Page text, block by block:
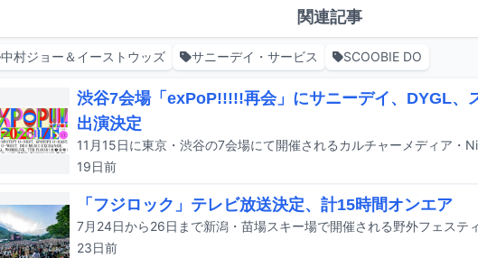
関連記事
中村ジョー＆イーストウッズ サニーデイ・サービス SCOOBIE DO
渋谷7会場「exPoP!!!!!再会」にサニーデイ、DYGL、
出演決定
19日前
「フジロック」テレビ放送決定、計15時間オンエア
23日前